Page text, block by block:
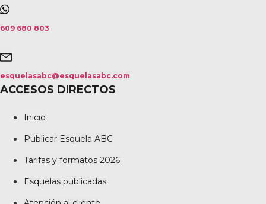
609 680 803
esquelasabc@esquelasabc.com
ACCESOS DIRECTOS
Inicio
Publicar Esquela ABC
Tarifas y formatos 2026
Esquelas publicadas